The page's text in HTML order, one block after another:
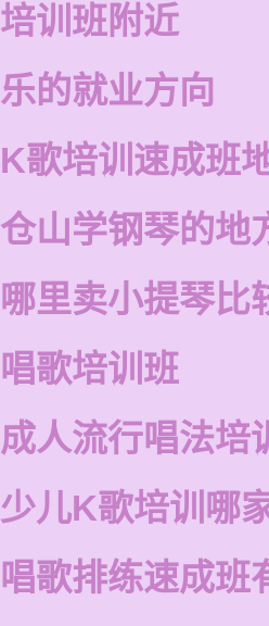
训班附近
的就业方向
歌培训速成班
山学钢琴的地
里卖小提琴比
歌培训班
人流行唱法培
儿K歌培训哪
歌排练速成班